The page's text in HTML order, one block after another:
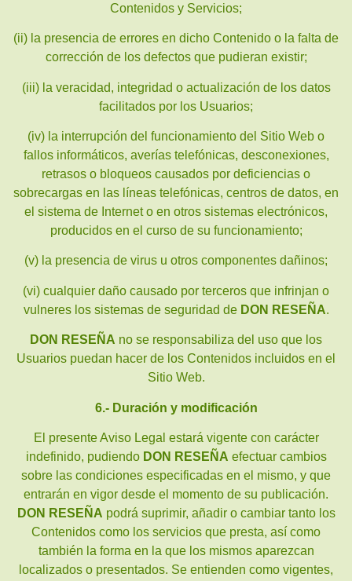
Contenidos y Servicios;
(ii) la presencia de errores en dicho Contenido o la falta de
corrección de los defectos que pudieran existir;
(iii) la veracidad, integridad o actualización de los datos
facilitados por los Usuarios;
(iv) la interrupción del funcionamiento del Sitio Web o
fallos informáticos, averías telefónicas, desconexiones,
retrasos o bloqueos causados por deficiencias o
sobrecargas en las líneas telefónicas, centros de datos, en
el sistema de Internet o en otros sistemas electrónicos,
producidos en el curso de su funcionamiento;
(v) la presencia de virus u otros componentes dañinos;
(vi) cualquier daño causado por terceros que infrinjan o
vulneres los sistemas de seguridad de DON RESEÑA.
DON RESEÑA no se responsabiliza del uso que los
Usuarios puedan hacer de los Contenidos incluidos en el
Sitio Web.
6.- Duración y modificación
El presente Aviso Legal estará vigente con carácter
indefinido, pudiendo DON RESEÑA efectuar cambios
sobre las condiciones especificadas en el mismo, y que
entrarán en vigor desde el momento de su publicación.
DON RESEÑA podrá suprimir, añadir o cambiar tanto los
Contenidos como los servicios que presta, así como
también la forma en la que los mismos aparezcan
localizados o presentados. Se entienden como vigentes,